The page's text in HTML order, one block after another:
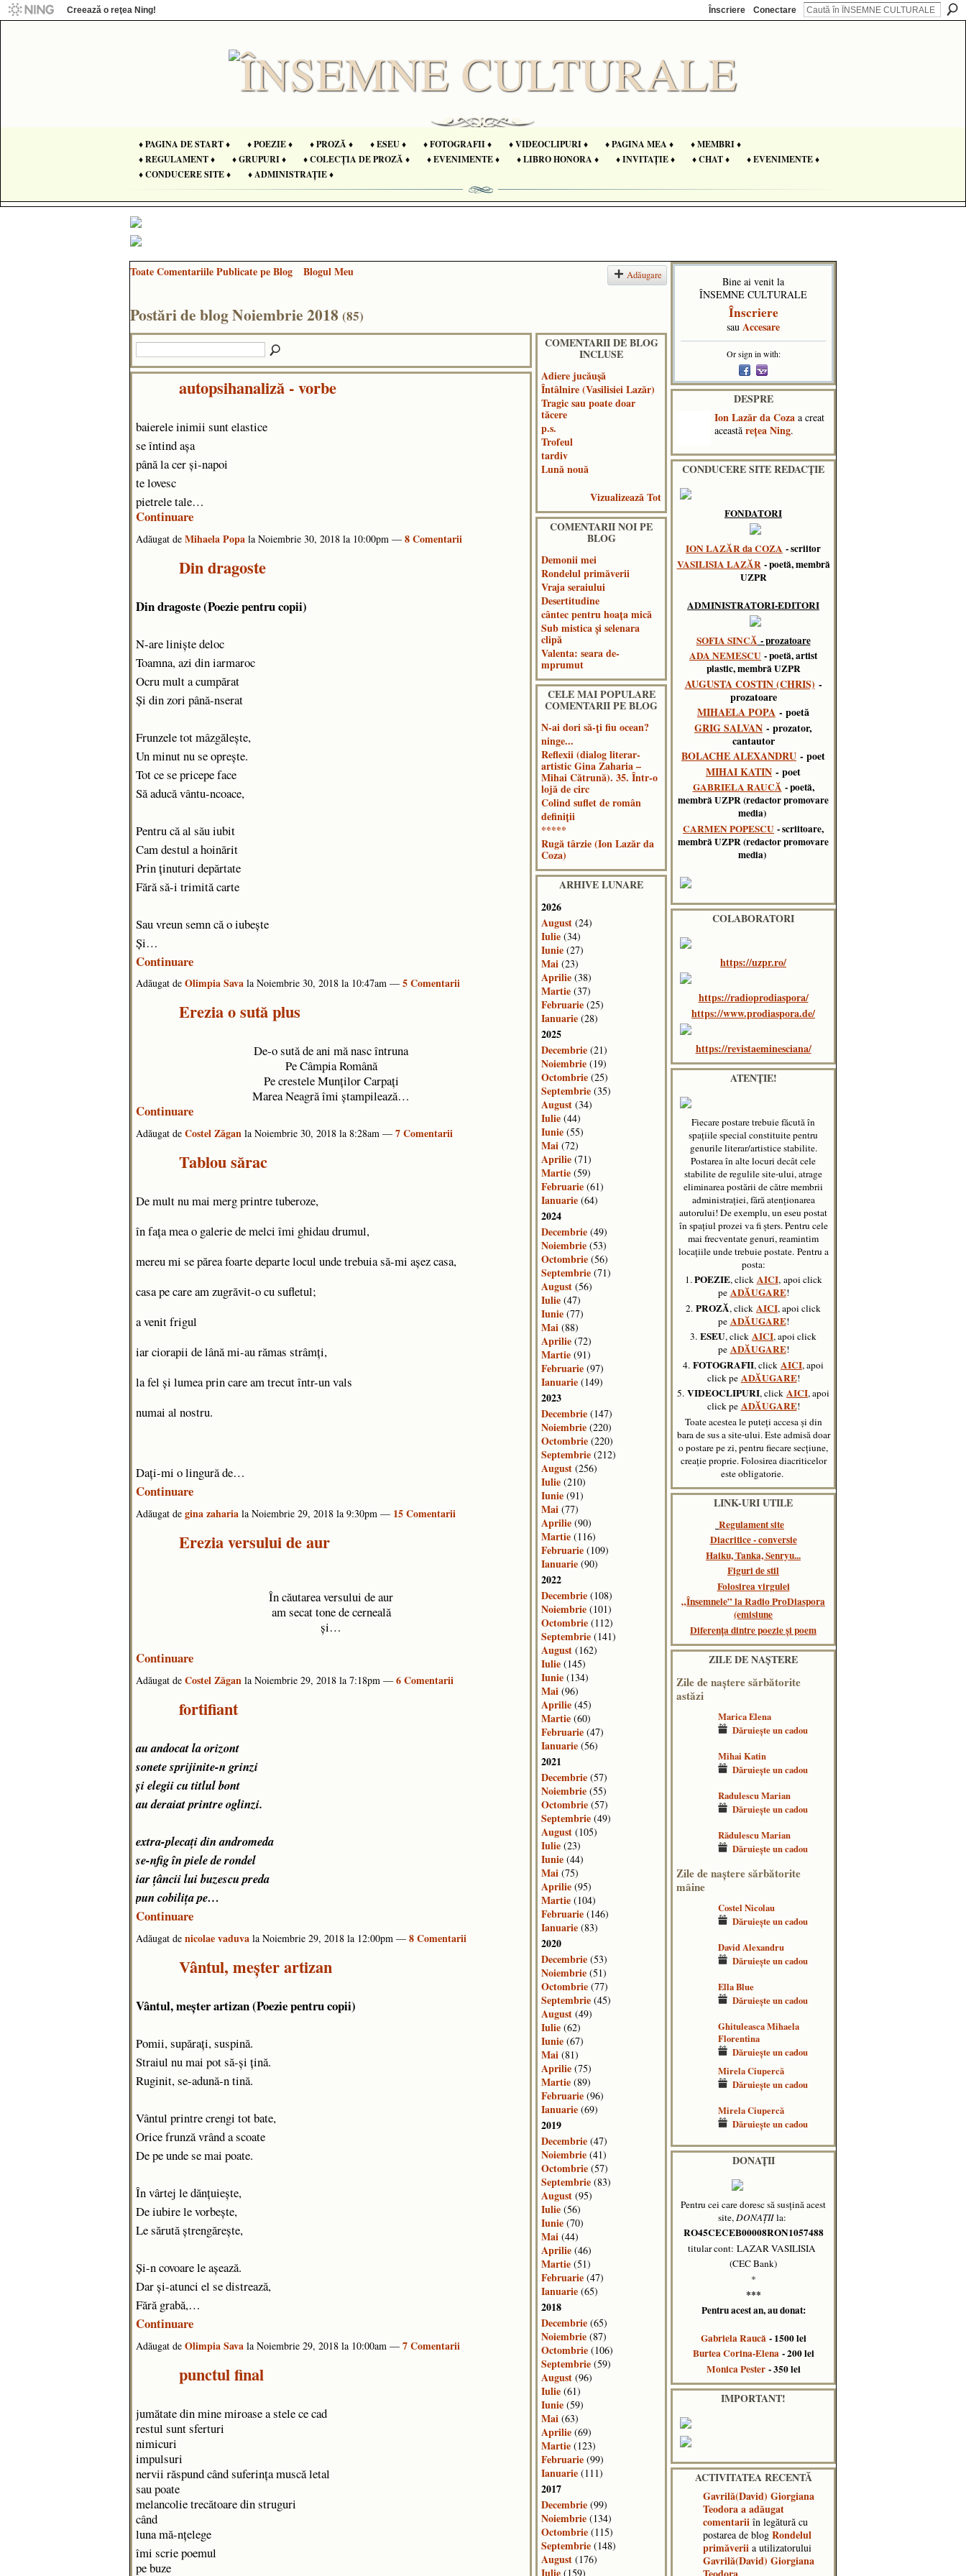
Creează o reţea Ning! Înscriere Conectare
♦ PAGINA DE START ♦ ♦ POEZIE ♦ ♦ PROZĂ ♦ ♦ ESEU ♦ ♦ FOTOGRAFII ♦ ♦ VIDEOCLIPURI ♦ ♦ PAGINA MEA ♦
♦ MEMBRI ♦
♦ REGULAMENT ♦
♦ GRUPURI ♦ ♦ COLECȚIA DE PROZĂ ♦ ♦ EVENIMENTE ♦ ♦ LIBRO HONORA ♦ ♦ INVITAȚIE ♦ ♦ CHAT ♦
♦ EVENIMENTE ♦
♦ CONDUCERE SITE ♦
♦ ADMINISTRAȚIE ♦
Toate Comentariile Publicate pe Blog Blogul Meu Adăugare
Postări de blog Noiembrie 2018 (85)
autopsihanaliză - vorbe
baierele inimii sunt elastice
se întind așa
până la cer și-napoi
te lovesc
pietrele tale…
Continuare
Adăugat de Mihaela Popa la Noiembrie 30, 2018 la 10:00pm — 8 Comentarii
Din dragoste
Din dragoste (Poezie pentru copii)
N-are linişte deloc
Toamna, azi din iarmaroc
Ocru mult a cumpărat
Şi din zori până-nserat
Frunzele tot mâzgăleşte,
Un minut nu se opreşte.
Tot ce se pricepe face
Să aducă vântu-ncoace,
Pentru că al său iubit
Cam destul a hoinărit
Prin ţinuturi depărtate
Fără să-i trimită carte
Sau vreun semn că o iubeşte
Şi…
Continuare
Adăugat de Olimpia Sava la Noiembrie 30, 2018 la 10:47am — 5 Comentarii
Erezia o sută plus
De-o sută de ani mă nasc întruna
Pe Câmpia Română
Pe crestele Munţilor Carpaţi
Marea Neagră îmi ştampilează…
Continuare
Adăugat de Costel Zăgan la Noiembrie 30, 2018 la 8:28am — 7 Comentarii
Tablou sărac
De mult nu mai merg printre tuberoze,
în fața mea o galerie de melci îmi ghidau drumul,
mereu mi se părea foarte departe locul unde trebuia să-mi așez casa,
casa pe care am zugrăvit-o cu sufletul;
a venit frigul
iar ciorapii de lână mi-au rămas strâmți,
la fel și lumea prin care am trecut într-un vals
numai al nostru.
Dați-mi o lingură de…
Continuare
Adăugat de gina zaharia la Noiembrie 29, 2018 la 9:30pm — 15 Comentarii
Erezia versului de aur
În căutarea versului de aur
am secat tone de cerneală
şi…
Continuare
Adăugat de Costel Zăgan la Noiembrie 29, 2018 la 7:18pm — 6 Comentarii
fortifiant
au andocat la orizont
sonete sprijinite-n grinzi
și elegii cu titlul bont
au deraiat printre oglinzi.
extra-plecați din andromeda
se-nfig în piele de rondel
iar țâncii lui buzescu preda
pun cobilița pe…
Continuare
Adăugat de nicolae vaduva la Noiembrie 29, 2018 la 12:00pm — 8 Comentarii
Vântul, meșter artizan
Vântul, meșter artizan (Poezie pentru copii)
Pomii, supăraţi, suspină.
Straiul nu mai pot să-şi ţină.
Ruginit, se-adună-n tină.
Vântul printre crengi tot bate,
Orice frunză vrând a scoate
De pe unde se mai poate.
În vârtej le dănţuieşte,
De iubire le vorbeşte,
Le sărută ştrengăreşte,
Şi-n covoare le aşează.
Dar şi-atunci el se distrează,
Fără grabă,…
Continuare
Adăugat de Olimpia Sava la Noiembrie 29, 2018 la 10:00am — 7 Comentarii
punctul final
jumătate din mine miroase a stele ce cad
restul sunt sferturi
nimicuri
impulsuri
nervii răspund când suferința muscă letal
sau poate
melancolie trecătoare din struguri
când
luna mă-nțelege
îmi scrie poemul
pe buze
COMENTARII DE BLOG
INCLUSE
Adiere jucăușă
Întâlnire (Vasilisiei Lazăr)
Tragic sau poate doar
tăcere
p.s.
Trofeul
tardiv
Lună nouă
Vizualizează Tot
COMENTARII NOI PE
BLOG
Demonii mei
Rondelul primăverii
Vraja seraiului
Desertitudine
cântec pentru hoața mică
Sub mistica și selenara
clipă
Valenta: seara de-
mprumut
CELE MAI POPULARE
COMENTARII PE BLOG
N-ai dori să-ți fiu ocean?
ninge...
Reflexii (dialog literar-
artistic Gina Zaharia –
Mihai Cătrună). 35. Într-o
lojă de circ
Colind suflet de român
definiții
*****
Rugă târzie (Ion Lazăr da
Coza)
ARHIVE LUNARE
2026
August (24)
Iulie (34)
Iunie (27)
Mai (23)
Aprilie (38)
Martie (37)
Februarie (25)
Ianuarie (28)
2025
Decembrie (21)
Noiembrie (19)
Octombrie (25)
Septembrie (35)
August (34)
Iulie (44)
Iunie (55)
Mai (72)
Aprilie (71)
Martie (59)
Februarie (61)
Ianuarie (64)
2024
Decembrie (49)
Noiembrie (53)
Octombrie (56)
Septembrie (71)
August (56)
Iulie (47)
Iunie (77)
Mai (88)
Aprilie (72)
Martie (91)
Februarie (97)
Ianuarie (149)
2023
Decembrie (147)
Noiembrie (220)
Octombrie (220)
Septembrie (212)
August (256)
Iulie (210)
Iunie (91)
Mai (77)
Aprilie (90)
Martie (116)
Februarie (109)
Ianuarie (90)
2022
Decembrie (108)
Noiembrie (101)
Octombrie (112)
Septembrie (141)
August (162)
Iulie (145)
Iunie (134)
Mai (96)
Aprilie (45)
Martie (60)
Februarie (47)
Ianuarie (56)
2021
Decembrie (57)
Noiembrie (55)
Octombrie (57)
Septembrie (49)
August (105)
Iulie (23)
Iunie (44)
Mai (75)
Aprilie (95)
Martie (104)
Februarie (146)
Ianuarie (83)
2020
Decembrie (53)
Noiembrie (51)
Octombrie (77)
Septembrie (45)
August (49)
Iulie (62)
Iunie (67)
Mai (81)
Aprilie (75)
Martie (89)
Februarie (96)
Ianuarie (69)
2019
Decembrie (47)
Noiembrie (41)
Octombrie (57)
Septembrie (83)
August (95)
Iulie (56)
Iunie (70)
Mai (44)
Aprilie (46)
Martie (51)
Februarie (47)
Ianuarie (65)
2018
Decembrie (65)
Noiembrie (87)
Octombrie (106)
Septembrie (59)
August (96)
Iulie (61)
Iunie (59)
Mai (63)
Aprilie (69)
Martie (123)
Februarie (99)
Ianuarie (111)
2017
Decembrie (99)
Noiembrie (134)
Octombrie (115)
Septembrie (148)
August (176)
Iulie (159)
Bine ai venit la
ÎNSEMNE CULTURALE
Înscriere
sau Accesare
Or sign in with:
DESPRE
Ion Lazăr da Coza a creat
această reţea Ning.
CONDUCERE SITE REDACȚIE
FONDATORI
ION LAZĂR da COZA - scriitor
VASILISIA LAZĂR - poetă, membră
UZPR
ADMINISTRATORI-EDITORI
SOFIA SINCĂ - prozatoare
ADA NEMESCU - poetă, artist
plastic, membră UZPR
AUGUSTA COSTIN (CHRIS) -
prozatoare
MIHAELA POPA - poetă
GRIG SALVAN - prozator,
cantautor
BOLACHE ALEXANDRU - poet
MIHAI KATIN - poet
GABRIELA RAUCĂ - poetă,
membră UZPR (redactor promovare
media)
CARMEN POPESCU - scriitoare,
membră UZPR (redactor promovare
media)
COLABORATORI
https://uzpr.ro/
https://radioprodiaspora/
https://www.prodiaspora.de/
https://revistaeminesciana/
ATENȚIE!
Fiecare postare trebuie făcută în
spaţiile special constituite pentru
genurile literar/artistice stabilite.
Postarea în alte locuri decât cele
stabilite de regulile site-ului, atrage
eliminarea postării de către membrii
administraţiei, fără atenţionarea
autorului! De exemplu, un eseu postat
în spațiul prozei va fi șters. Pentru cele
mai frecventate genuri, reamintim
locațiile unde trebuie postate. Pentru a
posta:
1.POEZIE, click AICI, apoi click
pe ADĂUGARE!
2. PROZĂ, click AICI, apoi click
pe ADĂUGARE!
3. ESEU, click AICI, apoi click
pe ADĂUGARE!
4. FOTOGRAFII, click AICI, apoi
click pe ADĂUGARE!
5. VIDEOCLIPURI, click AICI,apoi
click pe ADĂUGARE!
Toate acestea le puteți accesa și din
bara de sus a site-ului. Este admisă doar
o postare pe zi, pentru fiecare secțiune,
creație proprie. Folosirea diacriticelor
este obligatorie.
LINK-URI UTILE
Regulament site
Diacritice - conversie
Haiku, Tanka, Senryu...
Figuri de stil
Folosirea virgulei
„Însemnele” la Radio ProDiaspora
(emisiune
Diferența dintre poezie și poem
ZILE DE NAŞTERE
Zile de naştere sărbătorite
astăzi
Marica Elena
Dăruieşte un cadou
Mihai Katin
Dăruieşte un cadou
Radulescu Marian
Dăruieşte un cadou
Rădulescu Marian
Dăruieşte un cadou
Zile de naştere sărbătorite
mâine
Costel Nicolau
Dăruieşte un cadou
David Alexandru
Dăruieşte un cadou
Ella Blue
Dăruieşte un cadou
Ghituleasca Mihaela
Florentina
Dăruieşte un cadou
Mirela Ciupercă
Dăruieşte un cadou
Mirela Ciupercă
Dăruieşte un cadou
DONAȚII
Pentru cei care doresc să susțină acest
site, DONAȚIIla:
RO45CECEB00008RON1057488
titular cont: LAZAR VASILISIA
(CEC Bank)
*
***
Pentru acest an, au donat:
Gabriela Raucă- 1500 lei
Burtea Corina-Elena- 200 lei
Monica Pester- 350 lei
IMPORTANT!
ACTIVITATEA RECENTĂ
Gavrilă(David) Giorgiana
Teodoraa adăugat
comentarii în legătură cu
postarea de blog Rondelul
primăverii a utilizatorului
Gavrilă(David) Giorgiana